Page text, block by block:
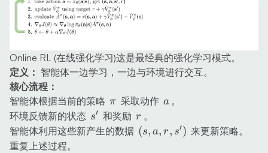
Online RL (在线强化学习)这是最经典的强化学习模式。
定义： 智能体一边学习，一边与环境进行交互。
核心流程：
智能体根据当前的策略 \pi
π 采取动作 a
a 。
环境反馈新的状态 s'
s′ 和奖励 rr 。
智能体利用这些新产生的数据 (s,
(s, a, r, s′) 来更新策略。
重复上述过程。